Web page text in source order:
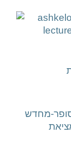
מחדש